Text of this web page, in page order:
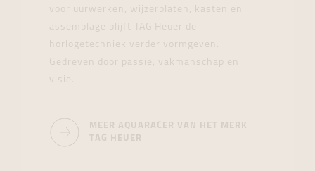
voor uurwerken, wijzerplaten, kasten en
assemblage blijft TAG Heuer de
horlogetechniek verder vormgeven.
Gedreven door passie, vakmanschap en
visie.
MEER AQUARACER VAN HET MERK
TAG HEUER